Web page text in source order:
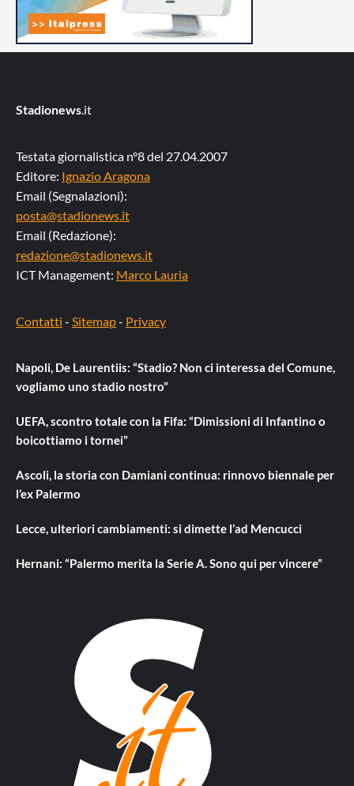
Stadionews.it
Testata giornalistica n°8 del 27.04.2007
Editore: Ignazio Aragona
Email (Segnalazioni):
posta@stadionews.it
Email (Redazione):
redazione@stadionews.it
ICT Management: Marco Lauria
Contatti - Sitemap- Privacy
Napoli, De Laurentiis: “Stadio? Non ci interessa del Comune,
vogliamo uno stadio nostro”
UEFA, scontro totale con la Fifa: “Dimissioni di Infantino o
boicottiamo i tornei”
Ascoli, la storia con Damiani continua: rinnovo biennale per
l’ex Palermo
Lecce, ulteriori cambiamenti: si dimette l’ad Mencucci
Hernani: “Palermo merita la Serie A. Sono qui per vincere”